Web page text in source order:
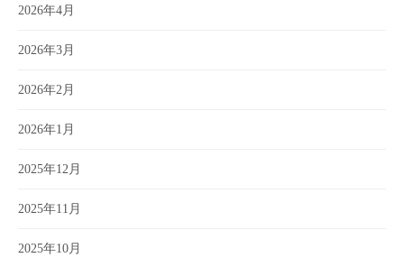
2026年4月
2026年3月
2026年2月
2026年1月
2025年12月
2025年11月
2025年10月